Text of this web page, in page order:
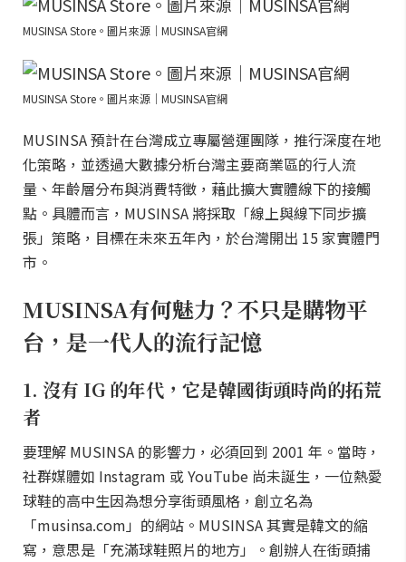
MUSINSA Store。圖片來源｜MUSINSA官網
MUSINSA Store。圖片來源｜MUSINSA官網
MUSINSA 預計在台灣成立專屬營運團隊，推行深度在地
化策略，並透過大數據分析台灣主要商業區的行人流
量、年齡層分布與消費特徵，藉此擴大實體線下的接觸
點。具體而言，MUSINSA 將採取「線上與線下同步擴
張」策略，目標在未來五年內，於台灣開出 15 家實體門
市。
MUSINSA有何魅力？不只是購物平
台，是一代人的流行記憶
1. 沒有 IG 的年代，它是韓國街頭時尚的拓荒
者
要理解 MUSINSA 的影響力，必須回到 2001 年。當時，
社群媒體如 Instagram 或 YouTube 尚未誕生，一位熱愛
球鞋的高中生因為想分享街頭風格，創立名為
「musinsa.com」的網站。MUSINSA 其實是韓文的縮
寫，意思是「充滿球鞋照片的地方」。創辦人在街頭捕